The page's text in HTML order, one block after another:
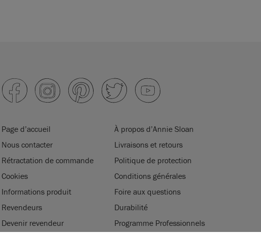
Page d’accueil
À propos d’Annie Sloan
Nous contacter
Livraisons et retours
Rétractation de commande
Politique de protection
Cookies
Conditions générales
Informations produit
Foire aux questions
Revendeurs
Durabilité
Devenir revendeur
Programme Professionnels